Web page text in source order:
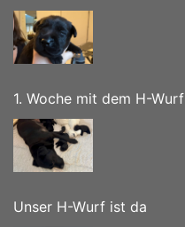
1. Woche mit dem H-Wurf
Unser H-Wurf ist da